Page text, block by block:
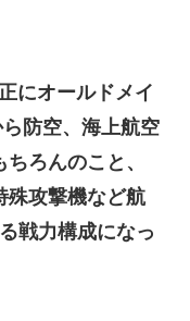
にオールドメイ
防空、海上航空
ろんのこと、
殊攻撃機など航
戦力構成になっ